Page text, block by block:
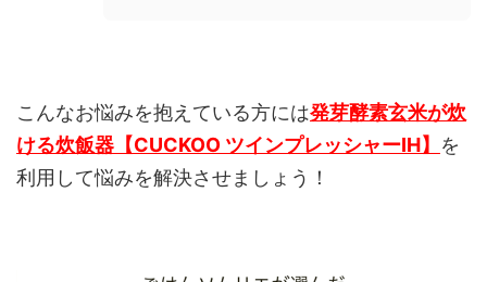
こんなお悩みを抱えている方には発芽酵素玄米が炊
ける炊飯器【CUCKOO ツインプレッシャーIH】 を
利用して悩みを解決させましょう！